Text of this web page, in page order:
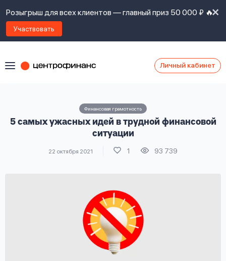
Розыгрыш для всех клиентов — главный приз 50 000 ₽ 🔥
Участвовать
Личный кабинет
Финансовая грамотность
5 самых ужасных идей в трудной финансовой
ситуации
22 октября 2021 1 93 739
Наши с
займов